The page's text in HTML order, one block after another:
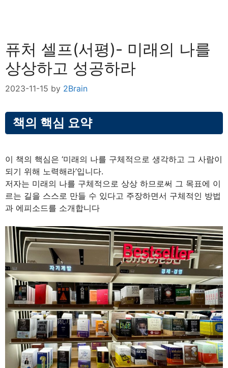
퓨처 셀프(서평)- 미래의 나를
상상하고 성공하라
2023-11-15 by 2Brain
책의 핵심 요약
이 책의 핵심은 ‘미래의 나를 구체적으로 생각하고 그 사람이
되기 위해 노력해라’입니다.
저자는 미래의 나를 구체적으로 상상 하므로써 그 목표에 이
르는 길을 스스로 만들 수 있다고 주장하면서 구체적인 방법
과 에피소드를 소개합니다